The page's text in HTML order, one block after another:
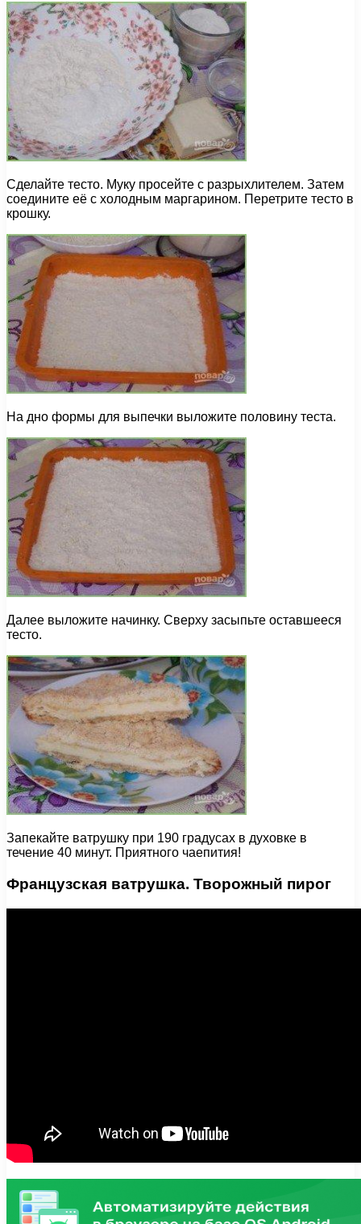
Сделайте тесто. Муку просейте с разрыхлителем. Затем
соедините её с холодным маргарином. Перетрите тесто в
крошку.
На дно формы для выпечки выложите половину теста.
Далее выложите начинку. Сверху засыпьте оставшееся
тесто.
Запекайте ватрушку при 190 градусах в духовке в
течение 40 минут. Приятного чаепития!
Французская ватрушка. Творожный пирог